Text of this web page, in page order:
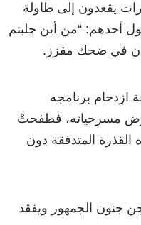
يقعدون إلى طاولة
أحدهم: “من أين جلبتم
في ضحك مقزز.
برنامجه
مسرحياته، فطفحتْ
المتدفقة دون
جنون الجمهور ويفقد